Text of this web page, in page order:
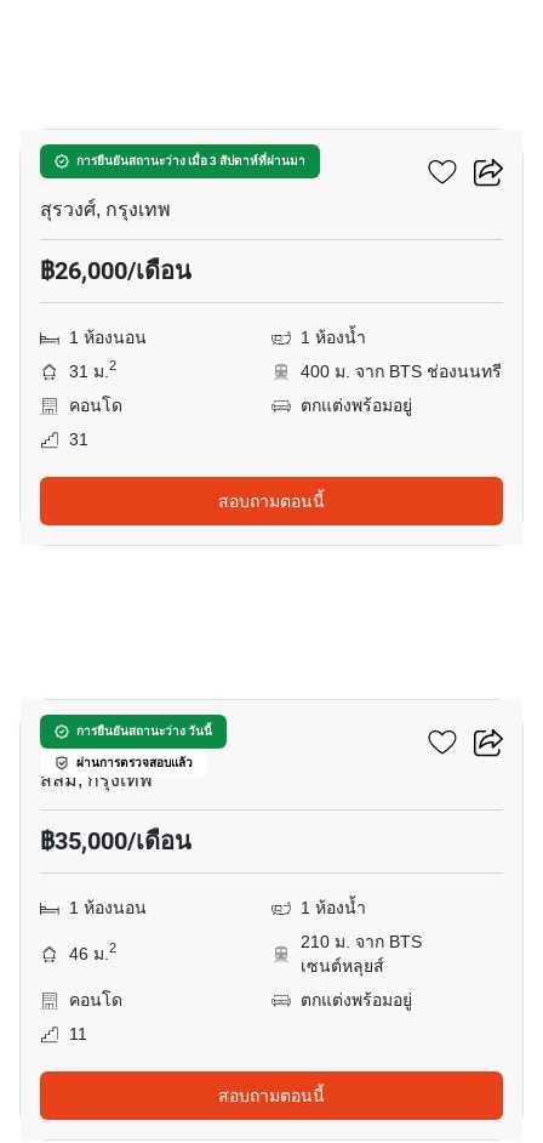
การยืนยันสถานะว่าง เมื่อ 3 สัปดาห์ที่ผ่านมา
แอชตัน สีลม
สุรวงศ์, กรุงเทพ
฿26,000/เดือน
1 ห้องนอน
1 ห้องน้ำ
31 ม.2
400 ม. จาก BTS ช่องนนทรี
คอนโด
ตกแต่งพร้อมอยู่
31
สอบถามตอนนี้
การยืนยันสถานะว่าง วันนี้
ผ่านการตรวจสอบแล้ว
ดิ แอดเดรส สาทร
สีลม, กรุงเทพ
฿35,000/เดือน
1 ห้องนอน 1 ห้องน้ำ
46 ม.2
210 ม. จาก BTS
เซนต์หลุยส์
คอนโด
ตกแต่งพร้อมอยู่
11
สอบถามตอนนี้